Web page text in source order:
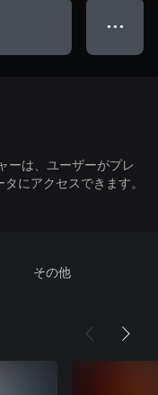
● ● ●
ーは、ユーザーがプレ
にアクセスできます。
その他